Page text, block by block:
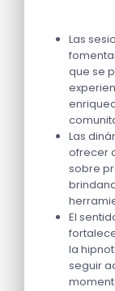
Las
que se
Las
ofrecer
sobre
El
la
seguir